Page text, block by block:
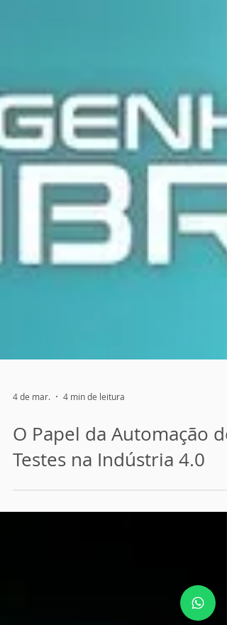
4 de mar. 4 min de leitura
O Papel da Automação de